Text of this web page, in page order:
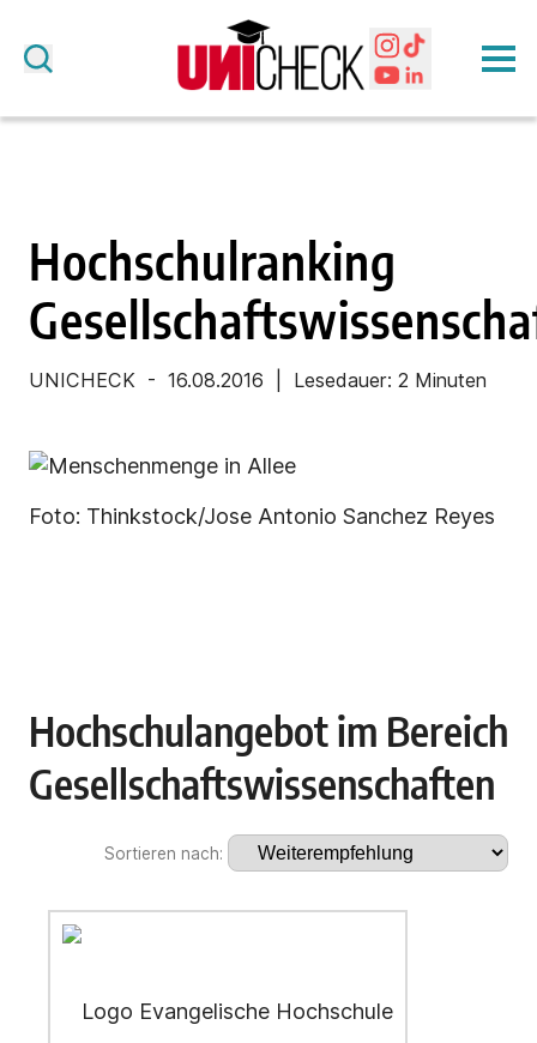
Hochschulranking
UNICHECK - 16.08.2016 | Lesedauer: 2 Minuten
Foto: Thinkstock/Jose Antonio Sanchez Reyes
Hochschulangebot im Bereich
Gesellschaftswissenschaften
Sortieren nach: